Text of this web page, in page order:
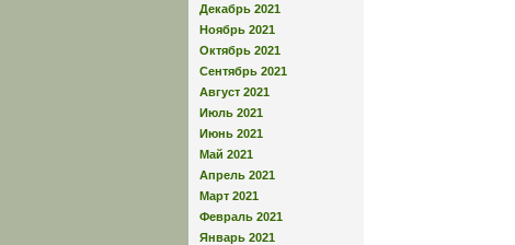
Декабрь 2021
Ноябрь 2021
Октябрь 2021
Сентябрь 2021
Август 2021
Июль 2021
Июнь 2021
Май 2021
Апрель 2021
Март 2021
Февраль 2021
Январь 2021